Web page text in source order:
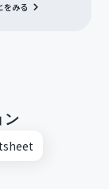
をみる
ン